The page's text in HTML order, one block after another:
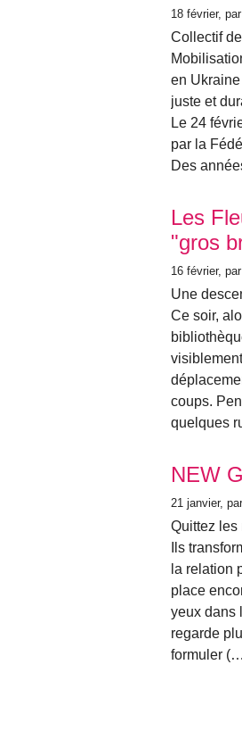
18 février,
Collectif
en
juste et
Le 24
par la
Des
Les
"gros
16 février,
Une
Ce soir,
coups.
quelques
NEW
21 janvier,
Quittez les
Ils
la relation
place
yeux dans
regarde
formuler